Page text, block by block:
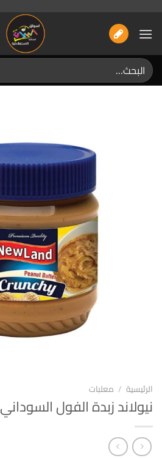
البحث
عن:
الرئيسية / معلبات
نيولاند زبدة الفول السوداني 340غم